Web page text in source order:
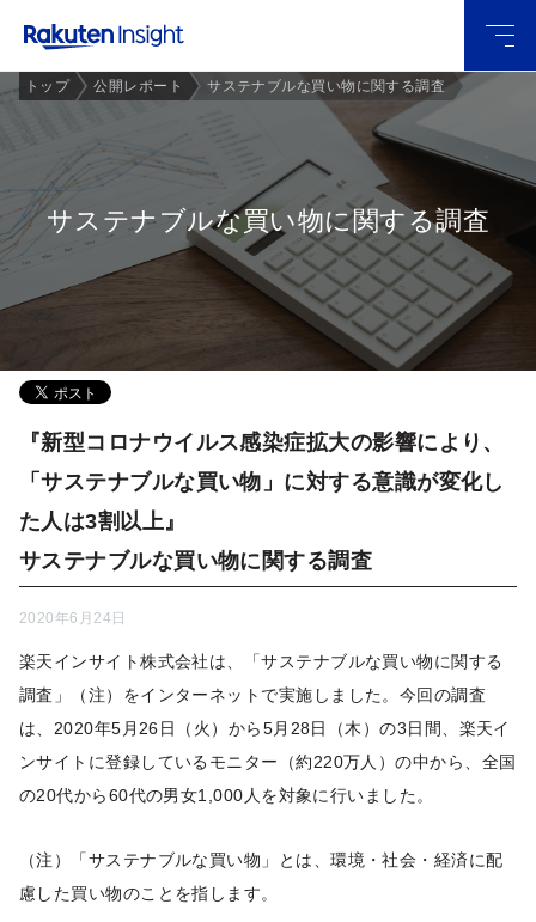
ニュー
サステナブルな買い物に関する調査
トップ 公開レポート サステナブルな買い物に関する調査
『新型コロナウイルス感染症拡大の影響により、
「サステナブルな買い物」に対する意識が変化し
た人は3割以上』
サステナブルな買い物に関する調査
2020年6月24日
楽天インサイト株式会社は、「サステナブルな買い物に関する
調査」（注）をインターネットで実施しました。今回の調査
は、2020年5月26日（火）から5月28日（木）の3日間、楽天イ
ンサイトに登録しているモニター（約220万人）の中から、全国
の20代から60代の男女1,000人を対象に行いました。
（注）「サステナブルな買い物」とは、環境・社会・経済に配
慮した買い物のことを指します。